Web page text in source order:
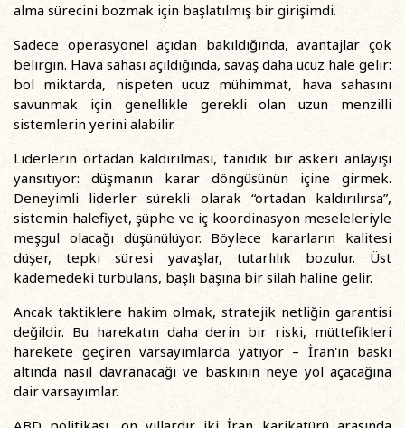
alma sürecini bozmak için başlatılmış bir girişimdi.
Sadece operasyonel açıdan bakıldığında, avantajlar çok
belirgin. Hava sahası açıldığında, savaş daha ucuz hale gelir:
bol miktarda, nispeten ucuz mühimmat, hava sahasını
savunmak için genellikle gerekli olan uzun menzilli
sistemlerin yerini alabilir.
Liderlerin ortadan kaldırılması, tanıdık bir askeri anlayışı
yansıtıyor: düşmanın karar döngüsünün içine girmek.
Deneyimli liderler sürekli olarak “ortadan kaldırılırsa”,
sistemin halefiyet, şüphe ve iç koordinasyon meseleleriyle
meşgul olacağı düşünülüyor. Böylece kararların kalitesi
düşer, tepki süresi yavaşlar, tutarlılık bozulur. Üst
kademedeki türbülans, başlı başına bir silah haline gelir.
Ancak taktiklere hakim olmak, stratejik netliğin garantisi
değildir. Bu harekatın daha derin bir riski, müttefikleri
harekete geçiren varsayımlarda yatıyor – İran'ın baskı
altında nasıl davranacağı ve baskının neye yol açacağına
dair varsayımlar.